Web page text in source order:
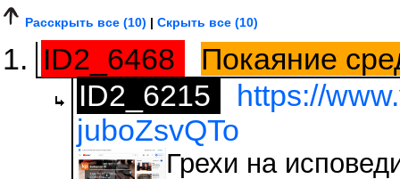
Расскрыть все (10) | Скрыть все (10)
ID2_6468
Покаяние
ID2_6215
https://
juboZsvQTo
Грехи на